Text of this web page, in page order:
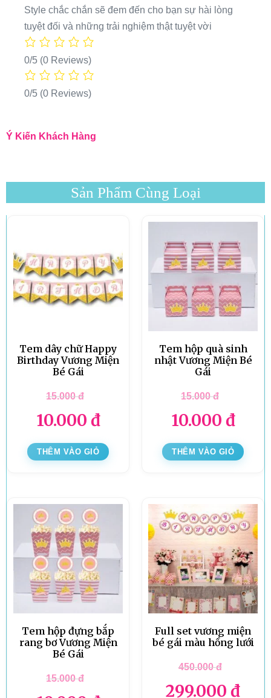
Style chắc chắn sẽ đem đến cho bạn sự hài lòng
tuyệt đối và những trải nghiệm thật tuyệt vời
0/5 (0 Reviews)
0/5 (0 Reviews)
Ý Kiến Khách Hàng
Sản Phẩm Cùng Loại
Tem dây chữ Happy
Birthday Vương Miện
Bé Gái
15.000đ
10.000 đ
THÊM VÀO GIỎ
Tem hộp quà sinh
nhật Vương Miện Bé
Gái
15.000đ
10.000 đ
THÊM VÀO GIỎ
Tem hộp đựng bắp
rang bơ Vương Miện
Bé Gái
15.000đ
Full set vương miện
bé gái màu hồng lưới
450.000đ
299.000 đ